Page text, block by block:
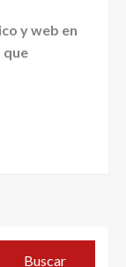
y web en
que